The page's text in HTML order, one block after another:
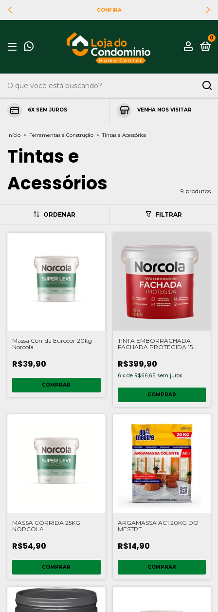
CONFIRA
0
6X SEM JUROS VENHA NOS VISITAR
Início > Ferramentas e Construção > Tintas e Acessórios
Tintas e
Acessórios
9 produtos
ORDENAR FILTRAR
Massa Corrida Eurocor 20kg -
Norcola
R$39,90
COMPRAR
TINTA EMBORRACHADA
FACHADA PROTEGIDA 15
R$399,90
6 x de R$66,65 sem juros
COMPRAR
MASSA CORRIDA 25KG
NORCOLA
R$54,90
ARGAMASSA AC1 20KG DO
MESTRE
R$14,90